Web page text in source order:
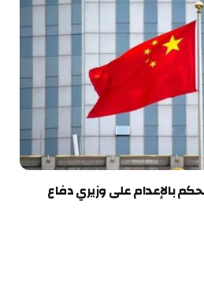
بالإعدام على وزيري دفاع